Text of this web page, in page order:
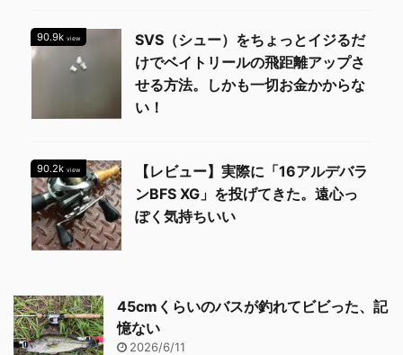
90.9k view
SVS（シュー）をちょっとイジるだ
けでベイトリールの飛距離アップさ
せる方法。しかも一切お金かからな
い！
90.2k view
【レビュー】実際に「16アルデバラ
ンBFS XG」を投げてきた。遠心っ
ぽく気持ちいい
45cmくらいのバスが釣れてビビった、記
憶ない
2026/6/11